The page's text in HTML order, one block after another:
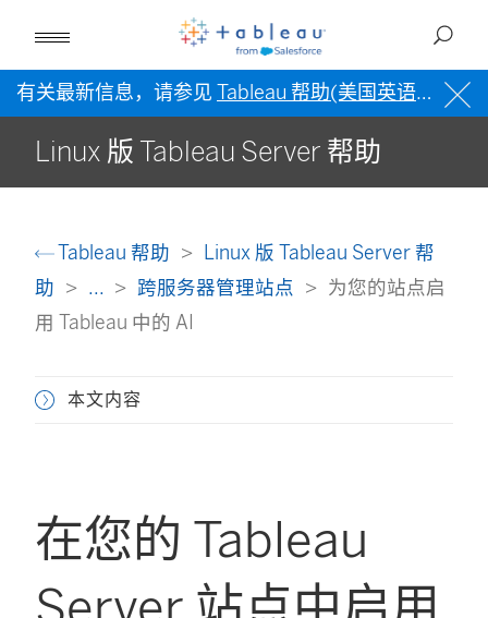
有关最新信息，请参见 Tableau 帮助(美国英语) 。
Linux 版 Tableau Server 帮助
Tableau 帮助
Linux 版 Tableau Server 帮
助
... 跨服务器管理站点
为您的站点启
用 Tableau 中的 AI
本文内容
在您的 Tableau